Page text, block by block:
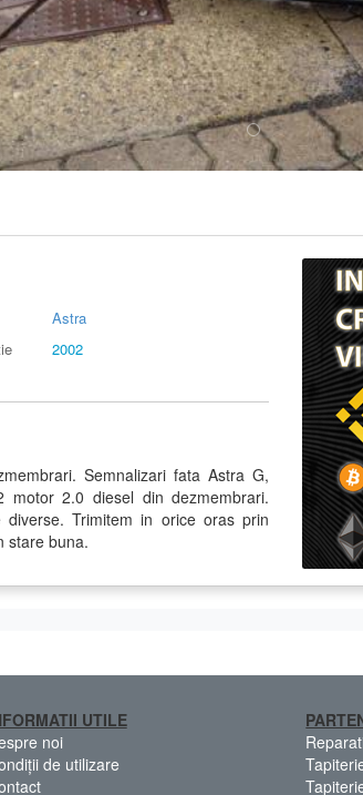
Astra
2002
Semnalizari fata Astra G,
2.0 diesel din dezmembrari.
Trimitem in orice oras prin
stare buna.
UTILE
noi
de utilizare